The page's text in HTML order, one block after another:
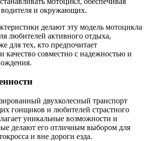
водителя и окружающих.
делают эту модель мотоцикла
любителей активного отдыха,
для тех, кто предпочитает
качество совместно с надежностью и
двухколесный транспорт
гонщиков и любителей страстного
уникальные возможности и
делают его отличным выбором для
и вне дороги езда.